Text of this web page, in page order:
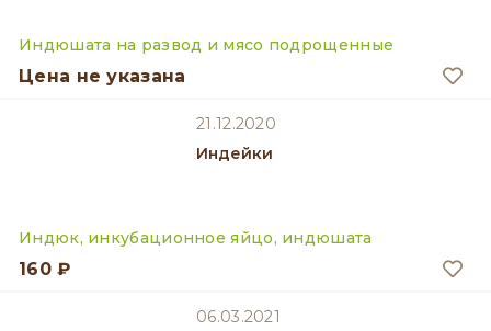
Индюшата на развод и мясо подрощенные
Цена не указана
21.12.2020
Индейки
Индюк, инкубационное яйцо, индюшата
160 ₽
06.03.2021